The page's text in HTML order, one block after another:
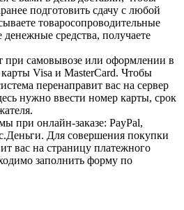
подготовить сдачу с любой
товаросопроводительные
средства, получаете
при самовывозе или оформлении в
Visa и MasterCard. Чтобы
перенаправит вас на сервер
нужно ввести номер карты, срок
при онлайн-заказе: PayPal,
Для совершения покупки
вас на страницу платежного
заполнить форму по